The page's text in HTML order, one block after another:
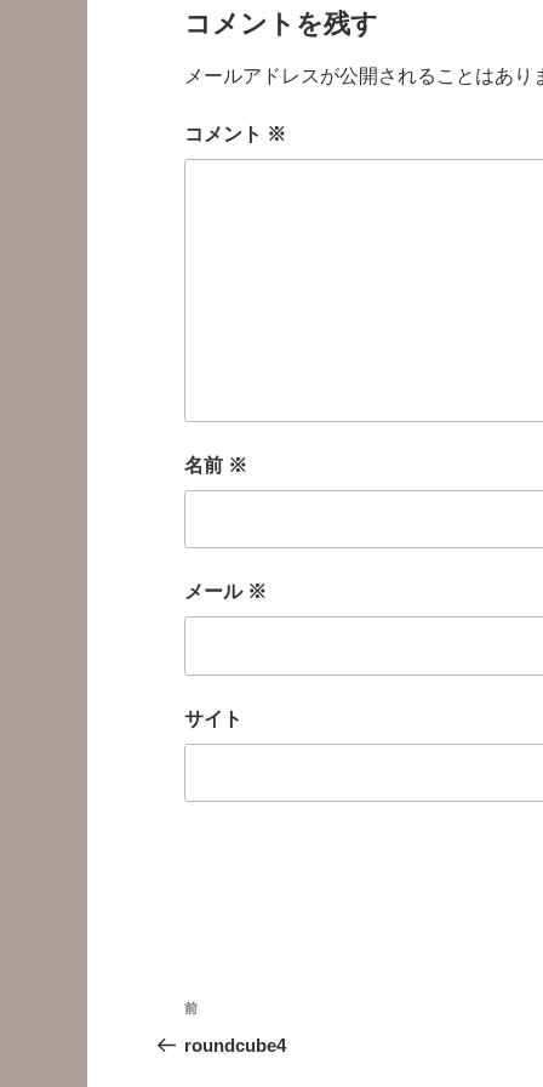
コメントを残す
メールアドレスが公開されることはあり
コメント ※
名前 ※
メール ※
サイト
投
稿
前
の
前
roundcube4